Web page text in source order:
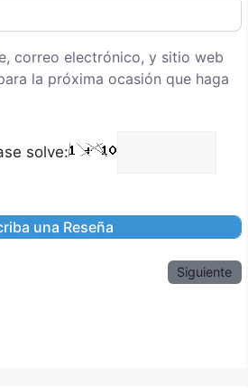
correo electrónico, y sitio web
la próxima ocasión que haga
solve:
Siguiente